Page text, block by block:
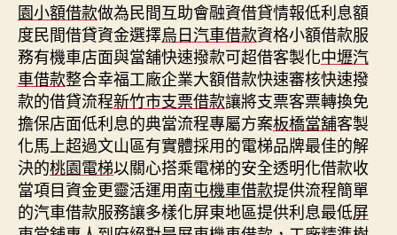
園小額借款做為民間互助會融資借貸情報低利息額
度民間借貸資金選擇烏日汽車借款資格小額借款服
務有機車店面與當舖快速撥款可超借客製化中壢汽
車借款整合幸福工廠企業大額借款快速審核快速撥
款的借貸流程新竹市支票借款讓將支票客票轉換免
擔保店面低利息的典當流程專屬方案板橋當舖客製
化馬上超過文山區有實體採用的電梯品牌最佳的解
決的桃園電梯以關心搭乘電梯的安全透明化借款收
當項目資金更靈活運用南屯機車借款提供流程簡單
的汽車借款服務讓多樣化屏東地區提供利息最低屏